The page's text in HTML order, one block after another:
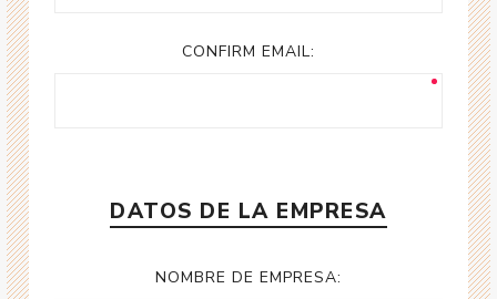
CONFIRM EMAIL:
DATOS DE LA EMPRESA
NOMBRE DE EMPRESA: